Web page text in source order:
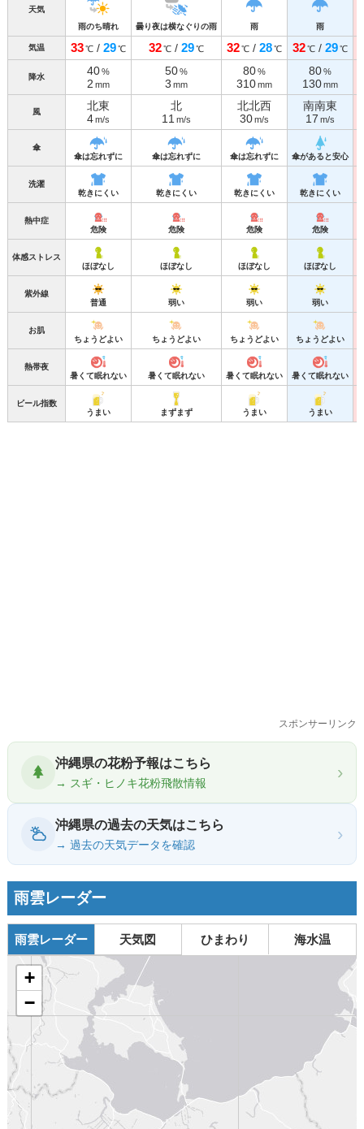
天気
雨のち晴れ
曇り夜は横なぐりの雨 雨 雨
気温 33℃/ 29℃ 32℃/ 29℃ 32℃/ 28℃ 32℃/ 29℃
降水 40%
2 mm
50%
3 mm
80%
310mm
80%
130mm
風
北東
4m/s
北
11 m/s
北北西
30m/s
南南東
17 m/s
傘
傘は忘れずに
傘は忘れずに 傘は忘れずに 傘があると安心
洗濯
乾きにくい
乾きにくい 乾きにくい 乾きにくい
熱中症
危険
危険 危険 危険
体感ストレス
ほぼなし
ほぼなし ほぼなし ほぼなし
紫外線
普通
弱い 弱い 弱い
お肌
ちょうどよい
ちょうどよい ちょうどよい ちょうどよい
熱帯夜
暑くて眠れない
暑くて眠れない 暑くて眠れない 暑くて眠れない
ビール指数
うまい
まずまず うまい うまい
スポンサーリンク
沖縄県の花粉予報はこちら
→ スギ・ヒノキ花粉飛散情報
›
沖縄県の過去の天気はこちら
→ 過去の天気データを確認
›
雨雲レーダー
雨雲レーダー 天気図 ひまわり 海水温
+
−